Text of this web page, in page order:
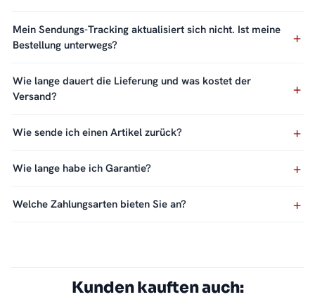
Mein Sendungs-Tracking aktualisiert sich nicht. Ist meine
Bestellung unterwegs?
Wie lange dauert die Lieferung und was kostet der
Versand?
Wie sende ich einen Artikel zurück?
Wie lange habe ich Garantie?
Welche Zahlungsarten bieten Sie an?
Kunden kauften auch: